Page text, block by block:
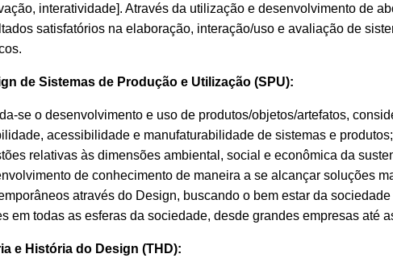
interatividade]. Através da utilização e desenvolvimento de
satisfatórios na elaboração, interação/uso e avaliação de
de Sistemas de Produção e Utilização (SPU):
se o desenvolvimento e uso de produtos/objetos/artefatos,
acessibilidade e manufaturabilidade de sistemas e
relativas às dimensões ambiental, social e econômica da
de conhecimento de maneira a se alcançar soluções
através do Design, buscando o bem estar da
em todas as esferas da sociedade, desde grandes empresas até
e História do Design (THD):